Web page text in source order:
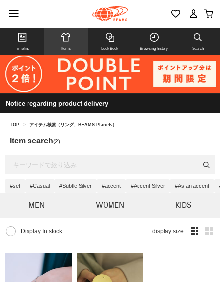
Timeline Items Look Book Browsing history Search
Notice regarding product delivery
TOP > アイテム検索（リング、BEAMS Planets）
Item search(2)
#set #Casual #Subtle Silver #accent #Accent Silver #As an accent
MEN WOMEN KIDS
Display In stock display size